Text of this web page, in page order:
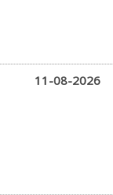
11-08-2026